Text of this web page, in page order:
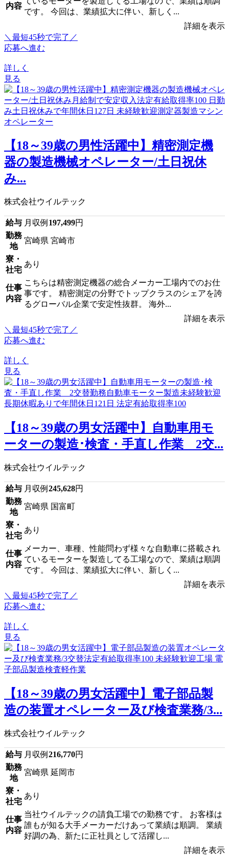
内容
です。 今回は、業績拡大に伴い、新しく...
詳細を表示
＼最短45秒で完了／
応募へ進む
詳しく
見る
【18～39歳の男性活躍中】精密測定機
器の製造機械オペレーター/土日祝休
み...
株式会社ウイルテック
給与 月収例 197,499円
勤務
地
宮崎県 宮崎市
寮・
社宅
あり
仕事
内容
こちらは精密測定機器の総合メーカー工場内でのお仕
事です。 精密測定の分野でトップクラスのシェアを誇
るグローバル企業で安定性抜群。 海外...
詳細を表示
＼最短45秒で完了／
応募へ進む
詳しく
見る
【18～39歳の男女活躍中】自動車用モ
ーターの製造･検査・手直し作業 2交...
株式会社ウイルテック
給与 月収例 245,628円
勤務
地
宮崎県 国富町
寮・
社宅
あり
仕事
内容
メーカー、車種、性能問わず様々な自動車に搭載され
ているモーターを製造してる工場なので、業績は順調
です。 今回は、業績拡大に伴い、新しく...
詳細を表示
＼最短45秒で完了／
応募へ進む
詳しく
見る
【18～39歳の男女活躍中】電子部品製
造の装置オペレーター及び検査業務/3...
株式会社ウイルテック
給与 月収例 216,770円
勤務
地
宮崎県 延岡市
寮・
社宅
あり
仕事
内容
当社ウイルテックの請負工場での勤務です。 お客様は
誰もが知る大手メーカーだけあって業績は順調。 業績
好調の為、新たに正社員として活躍し...
詳細を表示